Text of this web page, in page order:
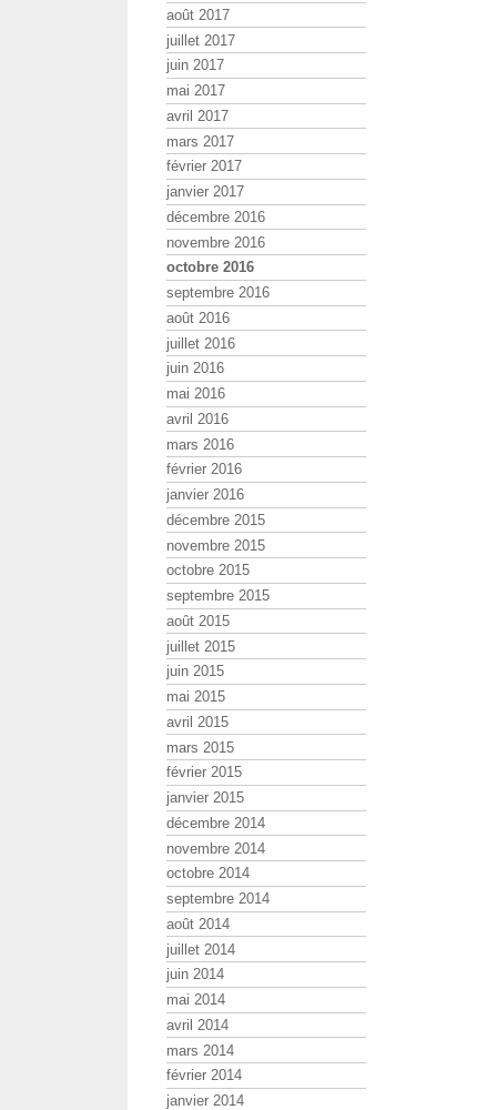
août 2017
juillet 2017
juin 2017
mai 2017
avril 2017
mars 2017
février 2017
janvier 2017
décembre 2016
novembre 2016
octobre 2016
septembre 2016
août 2016
juillet 2016
juin 2016
mai 2016
avril 2016
mars 2016
février 2016
janvier 2016
décembre 2015
novembre 2015
octobre 2015
septembre 2015
août 2015
juillet 2015
juin 2015
mai 2015
avril 2015
mars 2015
février 2015
janvier 2015
décembre 2014
novembre 2014
octobre 2014
septembre 2014
août 2014
juillet 2014
juin 2014
mai 2014
avril 2014
mars 2014
février 2014
janvier 2014